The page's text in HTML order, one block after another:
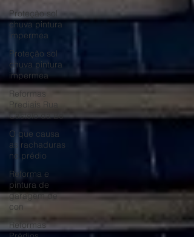
Proteção sol
chuva pintura
impermea
Proteção sol
chuva pintura
impermea
Reformas
Prediais Rua
Castelo da Be
O que causa
as rachaduras
no prédio
Reforma e
pintura de
garagem de
con
Reformas